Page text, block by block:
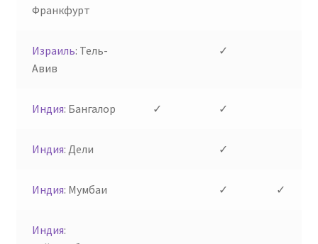
Франкфурт
Израиль: Тель-
Авив
✓
Индия: Бангалор ✓ ✓
Индия: Дели ✓
Индия: Мумбаи ✓ ✓
Индия: